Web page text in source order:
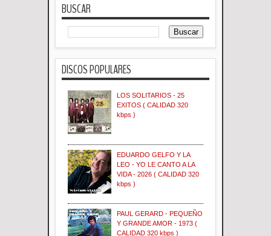
BUSCAR
DISCOS POPULARES
LOS SOLITARIOS - 25
EXITOS ( CALIDAD 320
kbps )
EDUARDO GELFO Y LA
LEO - YO LE CANTO A LA
VIDA - 2026 ( CALIDAD 320
kbps )
PAUL GERARD - PEQUEÑO
Y GRANDE AMOR - 1973 (
CALIDAD 320 kbps )